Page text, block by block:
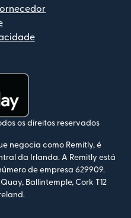
os direitos reservados
negocia como Remitly, é
da Irlanda. A Remitly está
de empresa 629909.
Ballintemple, Cork T12